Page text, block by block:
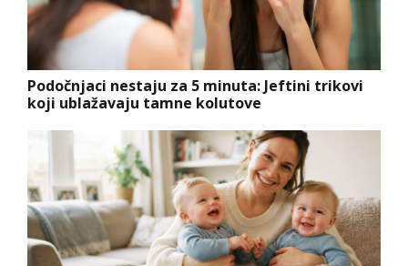
Podočnjaci nestaju za 5 minuta: Jeftini trikovi
koji ublažavaju tamne kolutove